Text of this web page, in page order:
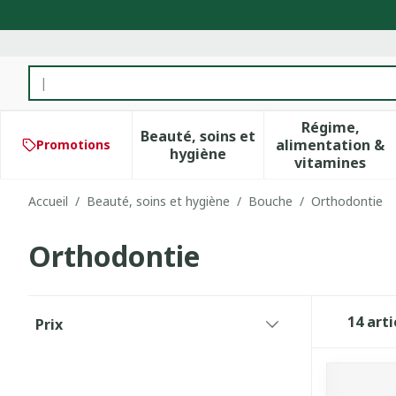
Rechercher
Promotions
Beauté, soins et
hygièneAfficher le sous-menu pour
Régime,
alimentation &
vitamines
Afficher
Accueil / Beauté, soins et hygiène / Bouche / Orthodontie
Orthodontie
Prix
14